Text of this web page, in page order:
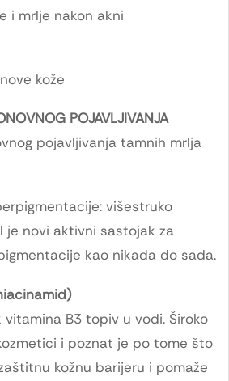
i mrlje nakon akni
kože
POJAVLJIVANJA
pojavljivanja tamnih mrlja
višestruko
je novi aktivni sastojak za
kao nikada do sada.
B3 topiv u vodi. Široko
i poznat je po tome što
kožnu barijeru i pomaže